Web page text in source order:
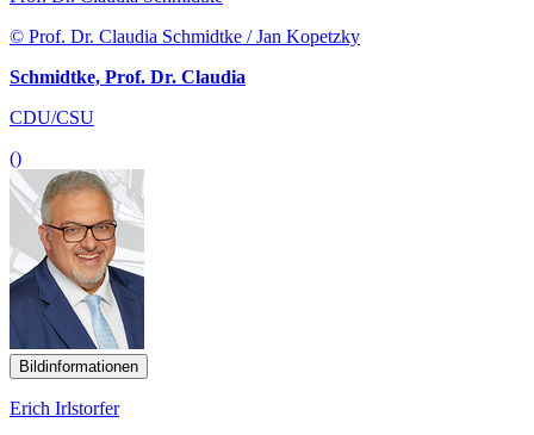
© Prof. Dr. Claudia Schmidtke / Jan Kopetzky
Schmidtke, Prof. Dr. Claudia
CDU/CSU
()
Bildinformationen
Erich Irlstorfer